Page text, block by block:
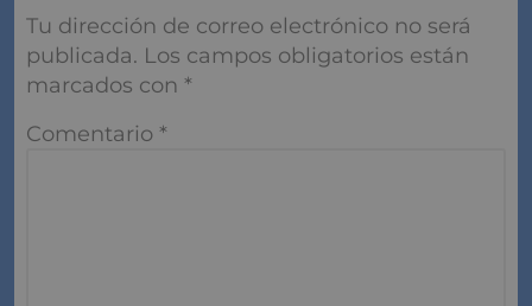
Tu dirección de correo electrónico no será
publicada. Los campos obligatorios están
marcados con *
Comentario *